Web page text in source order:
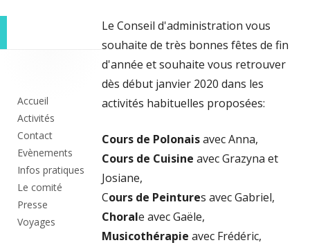
principale
Accueil
Activités
Contact
Evènements
Infos pratiques
Le comité
Presse
Voyages
Le Conseil d'administration vous
souhaite de très bonnes fêtes de fin
d'année et souhaite vous retrouver
dès début janvier 2020 dans les
activités habituelles proposées:
Cours de Polonaisavec Anna,
Cours de Cuisine avec Grazyna et
Josiane,
Cours de Peintures avec Gabriel,
Chorale avec Gaële,
Musicothérapie avec Frédéric,